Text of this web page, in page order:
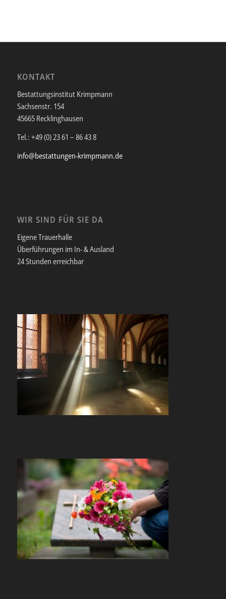
KONTAKT
Bestattungsinstitut Krimpmann
Sachsenstr. 154
45665 Recklinghausen
Tel.: +49 (0) 23 61 – 86 43 8
info@bestattungen-krimpmann.de
WIR SIND FÜR SIE DA
Eigene Trauerhalle
Überführungen im In- & Ausland
24 Stunden erreichbar